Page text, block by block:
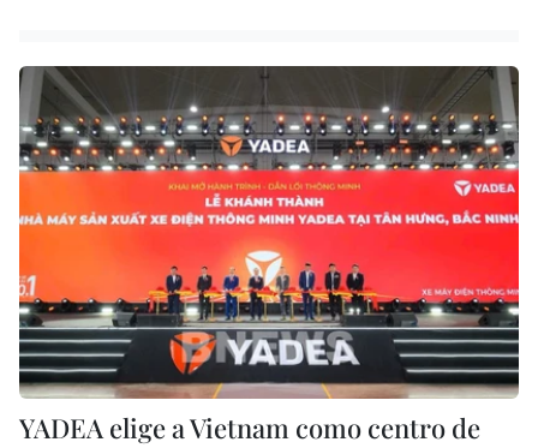
YADEA elige a Vietnam como centro de